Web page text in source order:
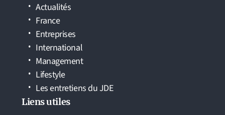
Actualités
France
Entreprises
International
Management
Lifestyle
Les entretiens du JDE
Liens utiles